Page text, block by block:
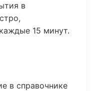
в
15 минут.
в справочнике